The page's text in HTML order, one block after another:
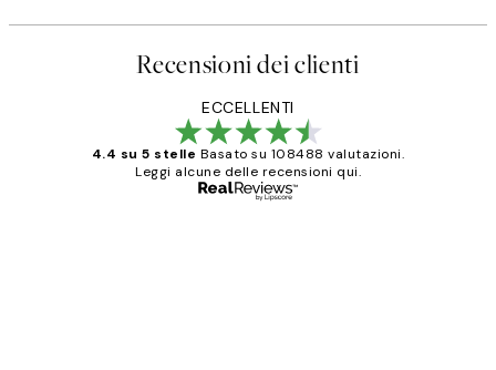
Recensioni dei clienti
ECCELLENTI
4.4 su 5 stelle Basato su 108488 valutazioni.
Leggi alcune delle recensioni qui.